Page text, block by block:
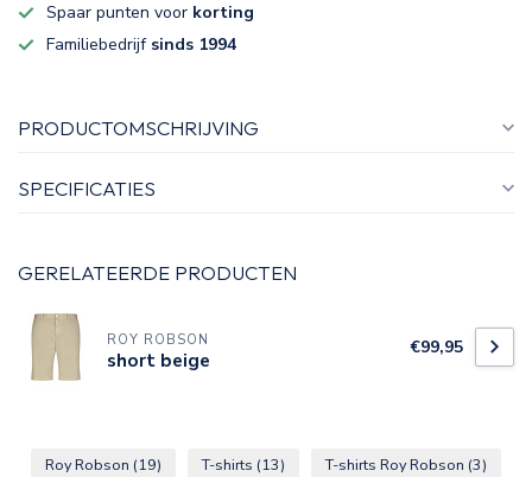
Spaar punten voor korting
Familiebedrijf sinds 1994
PRODUCTOMSCHRIJVING
SPECIFICATIES
GERELATEERDE PRODUCTEN
ROY ROBSON
short beige €99,95
Roy Robson (19) T-shirts (13) T-shirts Roy Robson (3)